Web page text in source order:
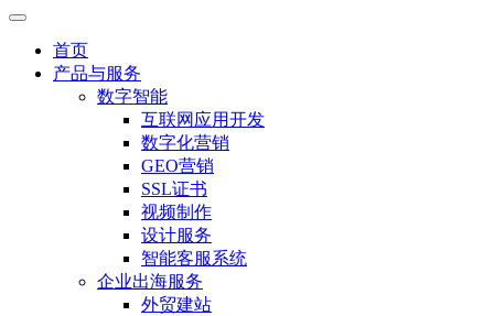
首页
产品与服务
数字智能
互联网应用开发
数字化营销
GEO营销
SSL证书
视频制作
设计服务
智能客服系统
企业出海服务
外贸建站